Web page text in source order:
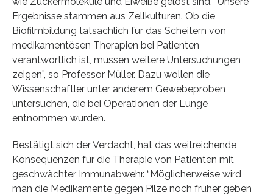
Ergebnisse stammen aus Zellkulturen. Ob die
Biofilmbildung tatsächlich für das Scheitern von
medikamentösen Therapien bei Patienten
verantwortlich ist, müssen weitere Untersuchungen
zeigen”, so Professor Müller. Dazu wollen die
Wissenschaftler unter anderem Gewebeproben
untersuchen, die bei Operationen der Lunge
entnommen wurden.
Bestätigt sich der Verdacht, hat das weitreichende
Konsequenzen für die Therapie von Patienten mit
geschwächter Immunabwehr. “Möglicherweise wird
man die Medikamente gegen Pilze noch früher geben